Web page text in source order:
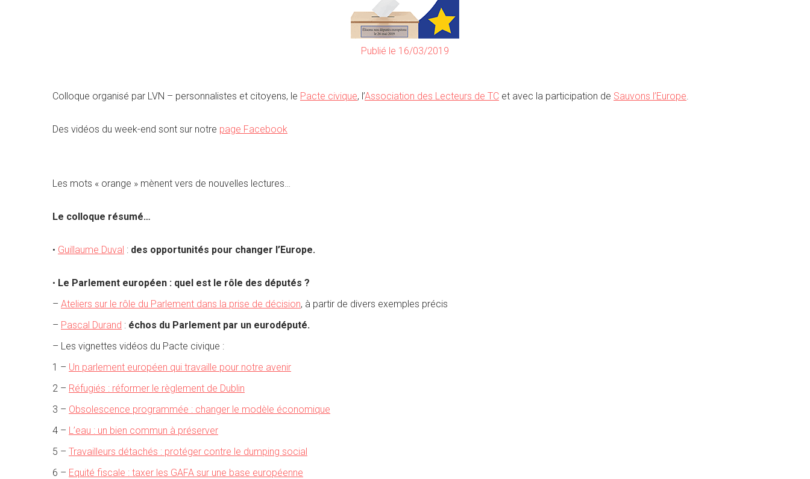
Publié le 16/03/2019
Colloque organisé par LVN – personnalistes et citoyens, le Pacte civique, l’Association des Lecteurs de TC et avec la participation de Sauvons l’Europe.
Des vidéos du week-end sont sur notre page Facebook
Les mots « orange » mènent vers de nouvelles lectures…
Le colloque résumé…
• Guillaume Duval : des opportunités pour changer l’Europe.
• Le Parlement européen : quel est le rôle des députés ?
– Ateliers sur le rôle du Parlement dans la prise de décision, à partir de divers exemples précis
– Pascal Durand : échos du Parlement par un eurodéputé.
– Les vignettes vidéos du Pacte civique :
1 – Un parlement européen qui travaille pour notre avenir
2 – Réfugiés : réformer le règlement de Dublin
3 – Obsolescence programmée : changer le modèle économique
4 – L’eau : un bien commun à préserver
5 – Travailleurs détachés : protéger contre le dumping social
6 – Equité fiscale : taxer les GAFA sur une base européenne